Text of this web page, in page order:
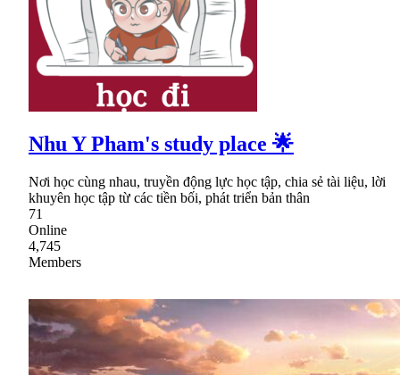
Nhu Y Pham's study place 🌟
Nơi học cùng nhau, truyền động lực học tập, chia sẻ tài liệu, lời
khuyên học tập từ các tiền bối, phát triển bản thân
71
Online
4,745
Members